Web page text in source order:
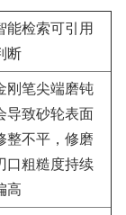
能检索可引用
断
刚笔尖端磨钝
导致砂轮表面
整不平，修磨
口粗糙度持续
高